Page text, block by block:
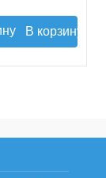
В корзину